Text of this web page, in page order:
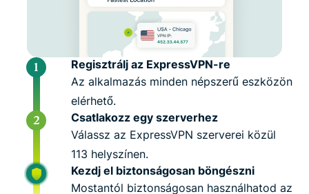
Regisztrálj az ExpressVPN-re
Az alkalmazás minden népszerű eszközön
elérhető.
Csatlakozz egy szerverhez
Válassz az ExpressVPN szerverei közül
113 helyszínen.
Kezdj el biztonságosan böngészni
Mostantól biztonságosan használhatod az